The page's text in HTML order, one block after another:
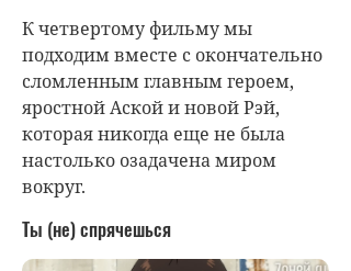
К четвертому фильму мы
подходим вместе с окончательно
сломленным главным героем,
яростной Аской и новой Рэй,
которая никогда еще не была
настолько озадачена миром
вокруг.
Ты (не) спрячешься